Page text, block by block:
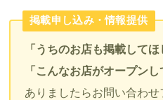
掲載申し込み・情報提供
「うちのお店も掲載してほ
「こんなお店がオープンし
ありましたらお問い合わ